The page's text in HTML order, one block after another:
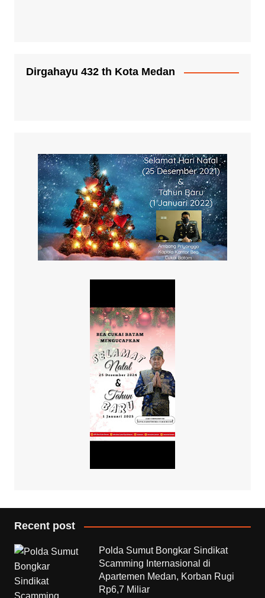
Dirgahayu 432 th Kota Medan
Recent post
Polda Sumut Bongkar Sindikat
Scamming Internasional di
Apartemen Medan, Korban Rugi
Rp6,7 Miliar